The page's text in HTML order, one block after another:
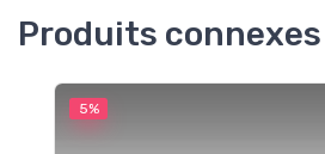
Produits connexes
5%